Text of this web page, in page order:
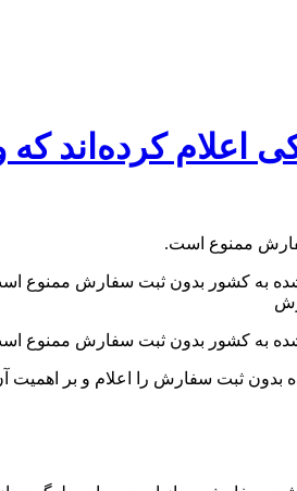
اعلام کرده‌اند که
شده به کشور بدون ثبت سفارش ممنوع
شده به کشور بدون ثبت سفارش ممنوع
بدون ثبت سفارش را اعلام و بر اهمیت